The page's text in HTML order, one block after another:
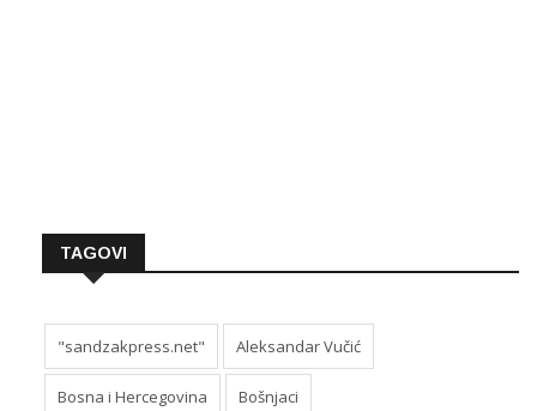
TAGOVI
"sandzakpress.net" Aleksandar Vučić
Bosna i Hercegovina Bošnjaci